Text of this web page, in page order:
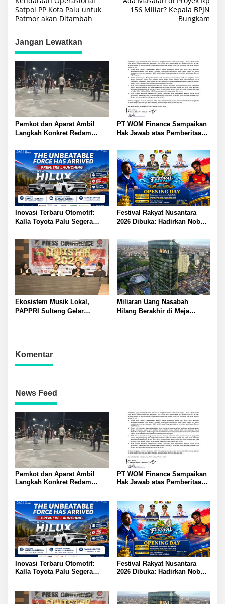
pos
Satpol PP Kota Palu untuk
Patmor akan Ditambah
156 Miliar? Kepala BPJN
Bungkam
Jangan Lewatkan
Pemkot dan Aparat Ambil
Langkah Konkret Redam
Pemuda Sampaikan Pesan
Sejuk Kutip Kitab Suci Quran
PT WOM Finance Sampaikan
Hak Jawab atas Pemberitaan
Penarikan Kendaraan Sesuai
Ketentuan
Inovasi Terbaru Otomotif:
Kalla Toyota Palu Segera
Cabin
Festival Rakyat Nusantara
2026 Dibuka: Hadirkan Nobar
Hiburan Meriah di Palu
Ekosistem Musik Lokal,
PAPPRI Sulteng Gelar
Miliaran Uang Nasabah
Hilang Berakhir di Meja
Komentar
News Feed
Pemkot dan Aparat Ambil
Langkah Konkret Redam
Sejuk Kutip Kitab Suci Quran
PT WOM Finance Sampaikan
Hak Jawab atas Pemberitaan
Ketentuan
Inovasi Terbaru Otomotif:
Kalla Toyota Palu Segera
Festival Rakyat Nusantara
2026 Dibuka: Hadirkan Nobar